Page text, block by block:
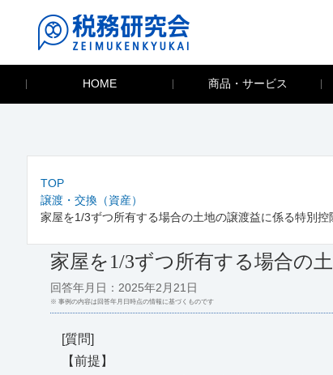
HOME 商品・サービス
TOP
譲渡・交換（資産）
家屋を1/3ずつ所有する場合の土地の譲渡益に係る特別
家屋を1/3ずつ所有する場合の
回答年月日：2025年2月21日
※ 事例の内容は回答年月日時点の情報に基づくものです
[質問]
【前提】